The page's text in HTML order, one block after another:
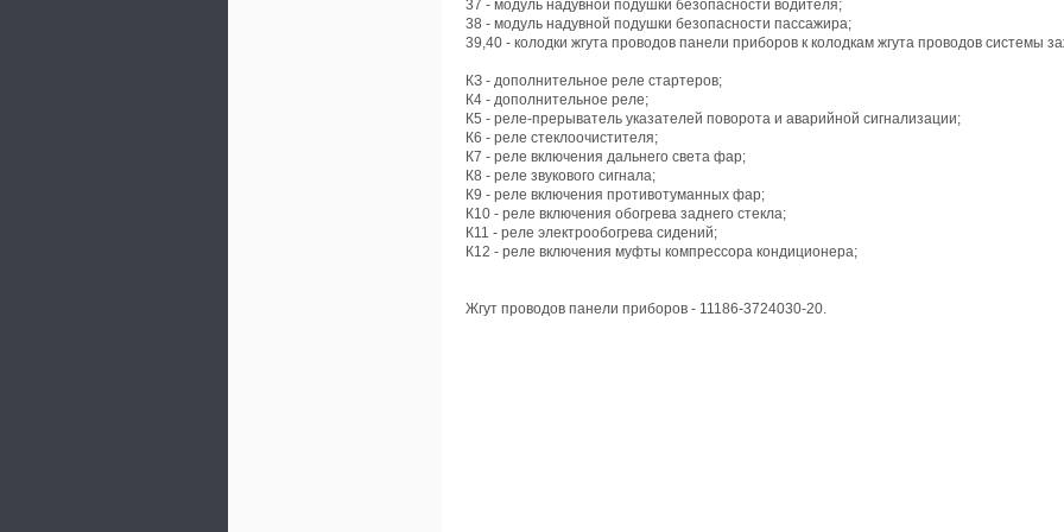
37 - модуль надувной подушки безопасности водителя;
38 - модуль надувной подушки безопасности пассажира;
39,40 - колодки жгута проводов панели приборов к колодкам жгута проводов системы
КЗ - дополнительное реле стартеров;
К4 - дополнительное реле;
К5 - реле-прерыватель указателей поворота и аварийной сигнализации;
К6 - реле стеклоочистителя;
К7 - реле включения дальнего света фар;
К8 - реле звукового сигнала;
К9 - реле включения противотуманных фар;
К10 - реле включения обогрева заднего стекла;
К11 - реле электрообогрева сидений;
К12 - реле включения муфты компрессора кондиционера;
Жгут проводов панели приборов - 11186-3724030-20.